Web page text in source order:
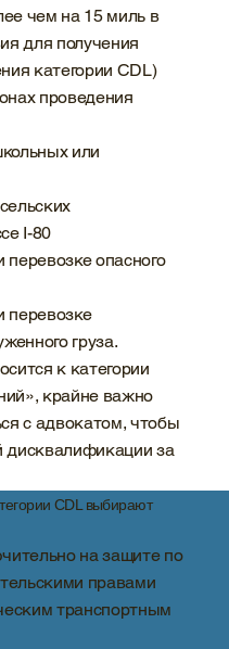
чем на 15 миль в
для получения
категории CDL)
проведения
или
I-80
опасного
перевозке
груза.
к категории
крайне важно
с адвокатом, чтобы
дисквалификации за
CDL выбирают
на защите по
правами
транспортным